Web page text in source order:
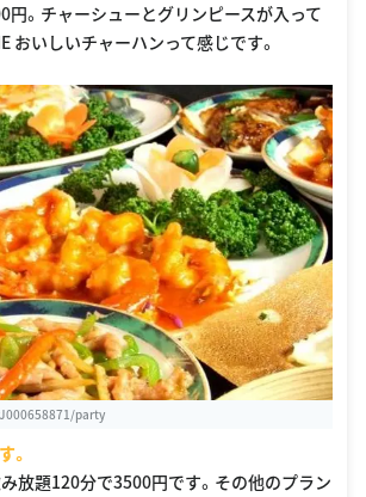
円。チャーシューとグリンピースが入って
おいしいチャーハンって感じです。
party
。
放題120分で3500円です。その他のプラン